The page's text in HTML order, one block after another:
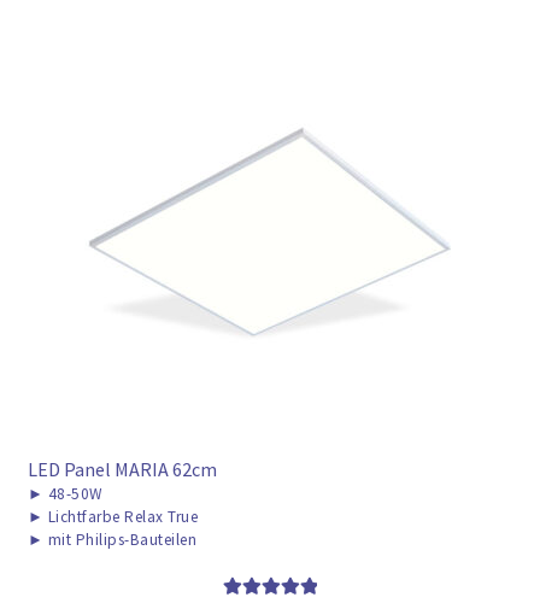
LED Panel MARIA 62cm
► 48-50W
► Lichtfarbe Relax True
► mit Philips-Bauteilen